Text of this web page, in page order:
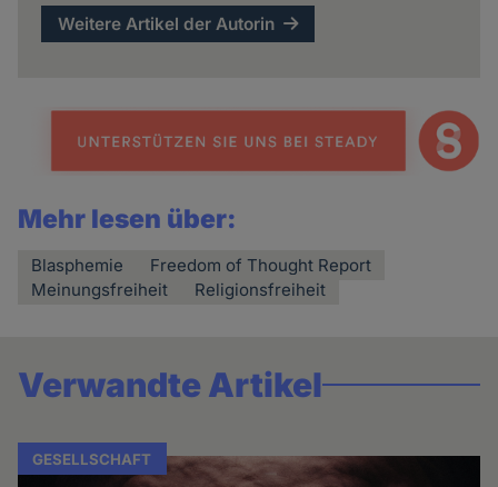
Weitere Artikel der Autorin
Mehr lesen über:
Blasphemie
Freedom of Thought Report
Meinungsfreiheit
Religionsfreiheit
Verwandte Artikel
GESELLSCHAFT